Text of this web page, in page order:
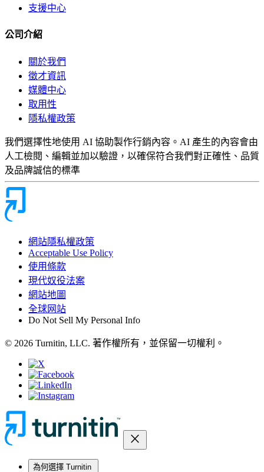
支援中心
公司介紹
關於我們
徵才資訊
媒體中心
取用性
隱私權政策
我們選擇性地使用 AI 協助製作行銷內容。AI 產生的內容會由
人工檢閱、編輯並加以驗證，以確保符合我們對正確性、品質
及品牌誠信的標準
網站隱私權政策
Acceptable Use Policy
使用條款
現代奴役法案
網站地圖
全球网站
Do Not Sell My Personal Info
© 2026 Turnitin, LLC. 著作權所有，並保留一切權利。
close
為何選擇 Turnitin